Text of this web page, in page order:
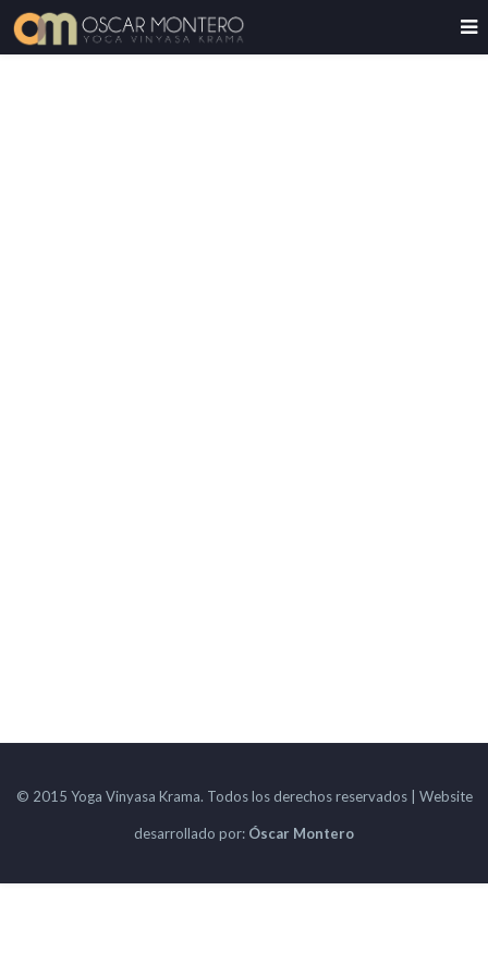
© 2015 Yoga Vinyasa Krama. Todos los derechos reservados | Website
desarrollado por: Óscar Montero